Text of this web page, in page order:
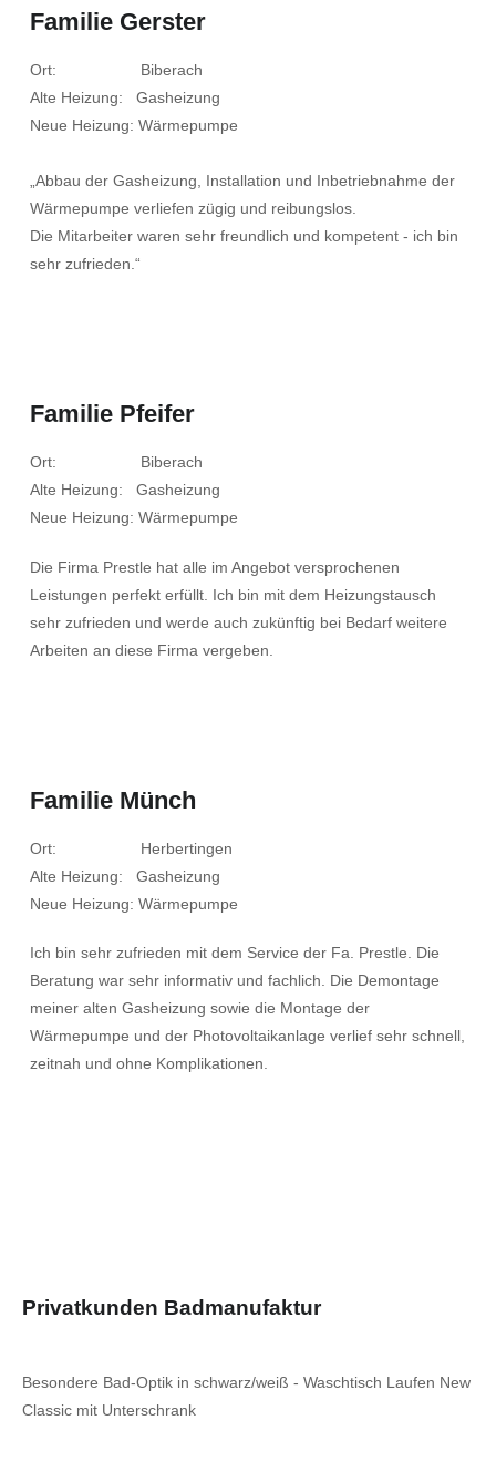
Familie Gerster
Ort: Biberach
Alte Heizung: Gasheizung
Neue Heizung: Wärmepumpe
„Abbau der Gasheizung, Installation und Inbetriebnahme der
Wärmepumpe verliefen zügig und reibungslos.
Die Mitarbeiter waren sehr freundlich und kompetent - ich bin
sehr zufrieden.“
Familie Pfeifer
Ort: Biberach
Alte Heizung: Gasheizung
Neue Heizung: Wärmepumpe
Die Firma Prestle hat alle im Angebot versprochenen
Leistungen perfekt erfüllt. Ich bin mit dem Heizungstausch
sehr zufrieden und werde auch zukünftig bei Bedarf weitere
Arbeiten an diese Firma vergeben.
Familie Münch
Ort: Herbertingen
Alte Heizung: Gasheizung
Neue Heizung: Wärmepumpe
Ich bin sehr zufrieden mit dem Service der Fa. Prestle. Die
Beratung war sehr informativ und fachlich. Die Demontage
meiner alten Gasheizung sowie die Montage der
Wärmepumpe und der Photovoltaikanlage verlief sehr schnell,
zeitnah und ohne Komplikationen.
Privatkunden Badmanufaktur
Besondere Bad-Optik in schwarz/weiß - Waschtisch Laufen New
Classic mit Unterschrank